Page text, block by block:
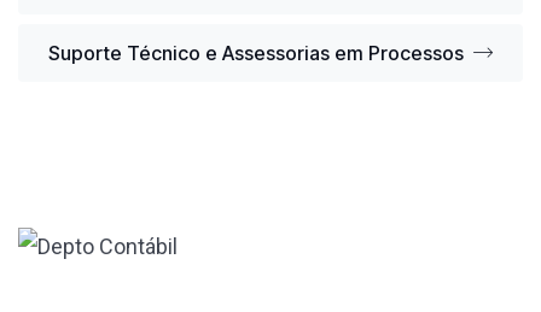
Suporte Técnico e Assessorias em Processos